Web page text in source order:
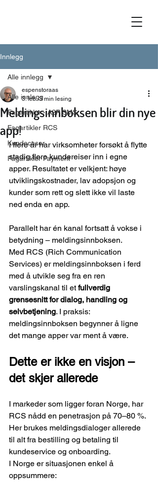
Innlegg
Alle innlegg
Fagartikler - A2P SMS
Fagartikler RCS
Kundecaser
Fagartikler Payment
Alle innlegg
Meldingsinnboksen blir din nye
app!
espenstoraas
3. feb. 3 min lesing
I flere år har virksomheter forsøkt å flytte
stadig flere kundereiser inn i egne
apper. Resultatet er velkjent: høye
utviklingskostnader, lav adopsjon og
kunder som rett og slett ikke vil laste
ned enda en app.
Parallelt har én kanal fortsatt å vokse i
betydning – meldingsinnboksen.
Med RCS (Rich Communication
Services) er meldingsinnboksen i ferd
med å utvikle seg fra en ren
varslingskanal til et fullverdig
grensesnitt for dialog, handling og
selvbetjening. I praksis:
meldingsinnboksen begynner å ligne
det mange apper var ment å være.
Dette er ikke en visjon –
det skjer allerede
I markeder som ligger foran Norge, har
RCS nådd en penetrasjon på 70–80 %.
Her brukes meldingsdialoger allerede
til alt fra bestilling og betaling til
kundeservice og onboarding.
I Norge er situasjonen enkel å
oppsummere: